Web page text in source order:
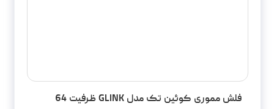
فلش مموری کوئین تک مدل GLINK ظرفیت 64